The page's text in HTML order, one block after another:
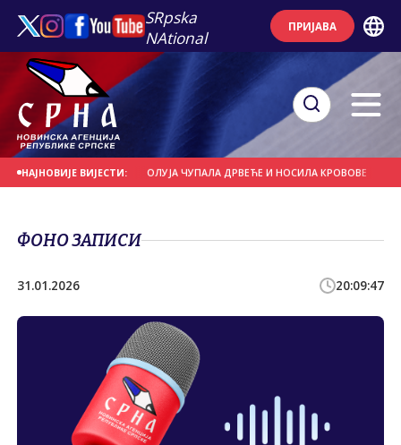
SRpska
NAtional
ПРИЈАВА
НАЈНОВИЈЕ ВИЈЕСТИ:
СЕ НА ДАНАШЊИ ДАН ОЛУЈА ЧУПАЛА ДРВЕЋЕ И НОСИЛА КРОВОВЕ
ФОНО ЗАПИСИ
31.01.2026 20:09:47